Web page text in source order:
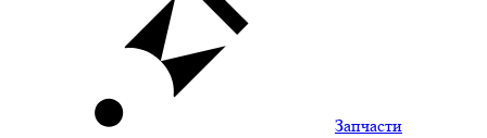
Запчасти